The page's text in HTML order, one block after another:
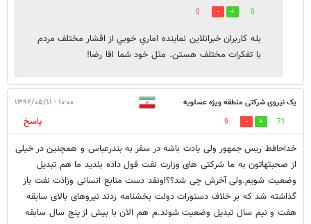
0
0
بله كاربران خبرانلاين نماينده اماري خوبي از اقشار مختلف مردم
با تفكرات مختلف هستن. مثل خود شما اقا رضا!
یک نیروی شرکتی منطقه ویژه عسلویه ۱۰:۰۰ - ۱۳۹۲/۰۵/۱۱
71
9
پاسخ
خداحافط ریس جمهور ولی یادت باشه در سفر به بندرعباس و همچنین در خیلی
از صحبتهاتون به ما شرکتی های وزارت نفت قول داده بئدید ما هم تبدیل
وضعیت شویم.ولی آخرش چی شد؟؟اونقد دست منابع انسانی وزاذت نفت باز
گذاشته شد که بر خلاف دستورات دولت بخشنامه زدند نیروهای بالای سابقه
هفت و نیم سال تبدیل وضعیت شوند.م هم الان با بیش از پنج سال سابقه